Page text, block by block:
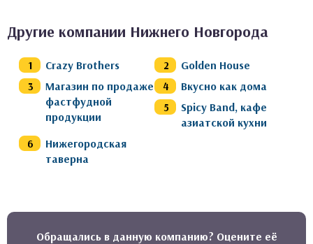
Другие компании Нижнего Новгорода
Crazy Brothers
Golden House
Магазин по продаже
фастфудной
продукции
Вкусно как дома
Spicy Band, кафе
азиатской кухни
Нижегородская
таверна
Обращались в данную компанию? Оцените её